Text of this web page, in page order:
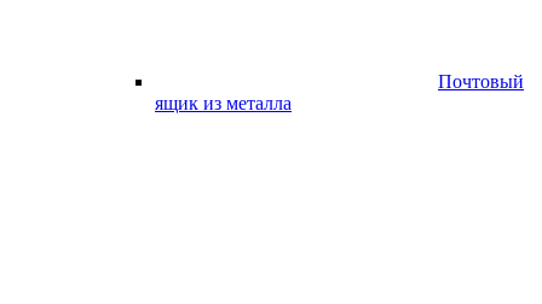
Почтовый
ящик из металла